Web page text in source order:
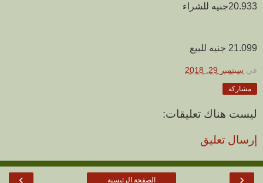
20.933جنيه للشراء
21.099 جنيه للبيع
في سبتمبر 29, 2018
مشاركة
ليست هناك تعليقات:
إرسال تعليق
‹
› الصفحة الرئيسية